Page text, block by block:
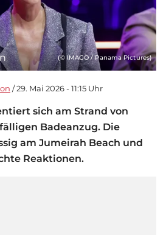
(© IMAGO / Panama Pictures)
/ 29. Mai 2026 - 11:15 Uhr
sich am Strand von
Badeanzug. Die
am Jumeirah Beach und
Reaktionen.